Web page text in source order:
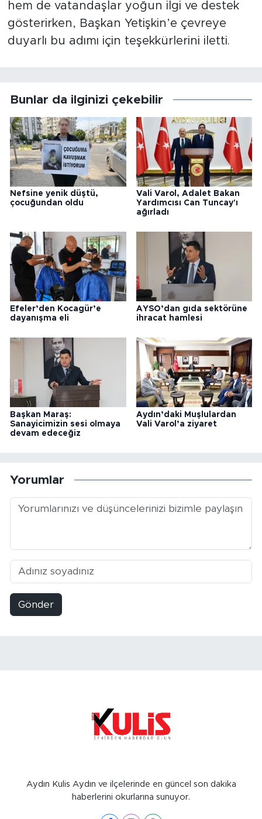
hem de vatandaşlar yoğun ilgi ve destek
gösterirken, Başkan Yetişkin’e çevreye
duyarlı bu adımı için teşekkürlerini iletti.
Bunlar da ilginizi çekebilir
Nefsine yenik düştü,
çocuğundan oldu
Vali Varol, Adalet Bakan
Yardımcısı Can Tuncay'ı
ağırladı
Efeler’den Kocagür’e
dayanışma eli
AYSO’dan gıda sektörüne
ihracat hamlesi
Başkan Maraş:
Sanayicimizin sesi olmaya
devam edeceğiz
Aydın’daki Muşlulardan
Vali Varol’a ziyaret
Yorumlar
Gönder
Aydın Kulis Aydın ve ilçelerinde en güncel son dakika
haberlerini okurlarına sunuyor.